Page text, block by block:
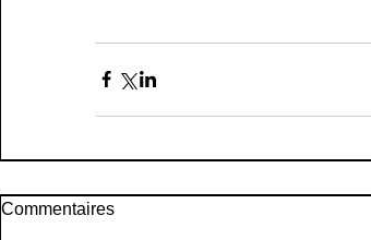
Commentaires